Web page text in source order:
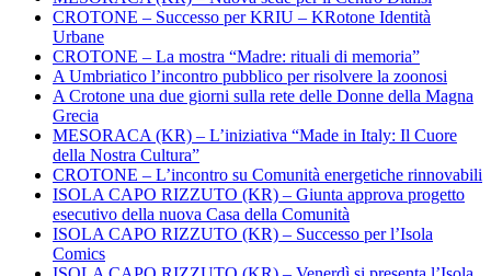
CROTONE – Successo per KRIU – KRotone Identità
Urbane
CROTONE – La mostra “Madre: rituali di memoria”
A Umbriatico l’incontro pubblico per risolvere la zoonosi
A Crotone una due giorni sulla rete delle Donne della Magna
Grecia
MESORACA (KR) – L’iniziativa “Made in Italy: Il Cuore
della Nostra Cultura”
CROTONE – L’incontro su Comunità energetiche rinnovabili
ISOLA CAPO RIZZUTO (KR) – Giunta approva progetto
esecutivo della nuova Casa della Comunità
ISOLA CAPO RIZZUTO (KR) – Successo per l’Isola
Comics